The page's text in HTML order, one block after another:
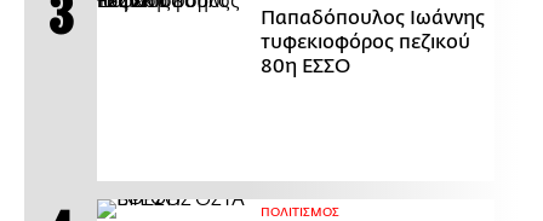
Παπαδόπουλος Ιωάννης
τυφεκιοφόρος πεζικού
80η ΕΣΣΟ
ΠΟΛΙΤΙΣΜΟΣ